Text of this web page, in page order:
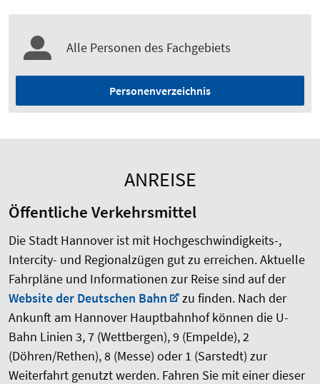
Alle Personen des Fachgebiets
Personenverzeichnis
ANREISE
Öffentliche Verkehrsmittel
Die Stadt Hannover ist mit Hochgeschwindigkeits-,
Intercity- und Regionalzügen gut zu erreichen. Aktuelle
Fahrpläne und Informationen zur Reise sind auf der
Website der Deutschen Bahn
zu finden. Nach der
Ankunft am Hannover Hauptbahnhof können die U-
Bahn Linien 3, 7 (Wettbergen), 9 (Empelde), 2
(Döhren/Rethen), 8 (Messe) oder 1 (Sarstedt) zur
Weiterfahrt genutzt werden. Fahren Sie mit einer dieser